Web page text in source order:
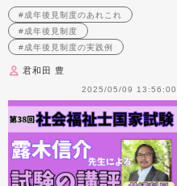
#成年後見制度のあれこれ
#成年後見制度
#成年後見制度の実践例
君和田 豊
2025/05/09 13:56:00